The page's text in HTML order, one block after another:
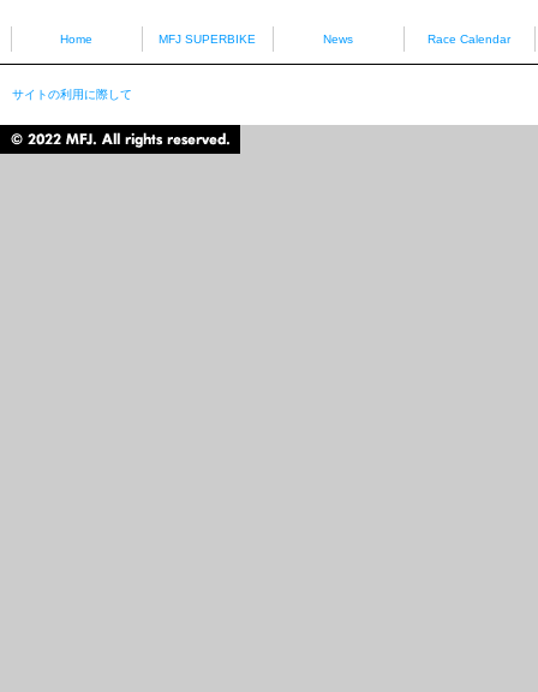
Home MFJ SUPERBIKE News Race Calendar
サイトの利用に際して